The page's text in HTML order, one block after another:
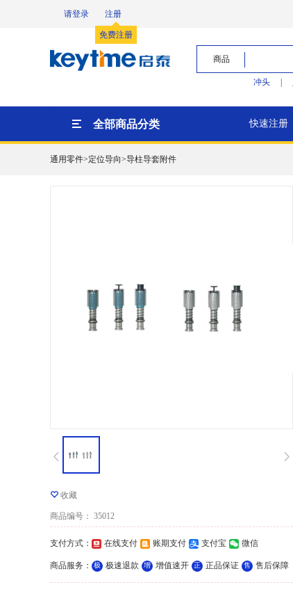
请登录 注册
免费注册
商品
冲头
全部商品分类 快速注册
通用零件>定位导向>导柱导套附件
收藏
商品编号 ： 35012
支付方式 ： 在线支付 账期支付 支付宝 微信
商品服务 ： 极 极速退款 增 增值速开 正 正品保证 售 售后保障